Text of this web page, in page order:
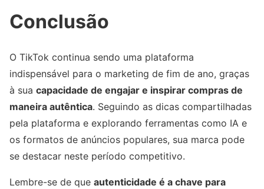
Conclusão
O TikTok continua sendo uma plataforma
indispensável para o marketing de fim de ano, graças
à sua capacidade de engajar e inspirar compras de
maneira autêntica. Seguindo as dicas compartilhadas
pela plataforma e explorando ferramentas como IA e
os formatos de anúncios populares, sua marca pode
se destacar neste período competitivo.
Lembre-se de que autenticidade é a chave para